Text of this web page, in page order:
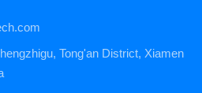
Tong'an District, Xiamen